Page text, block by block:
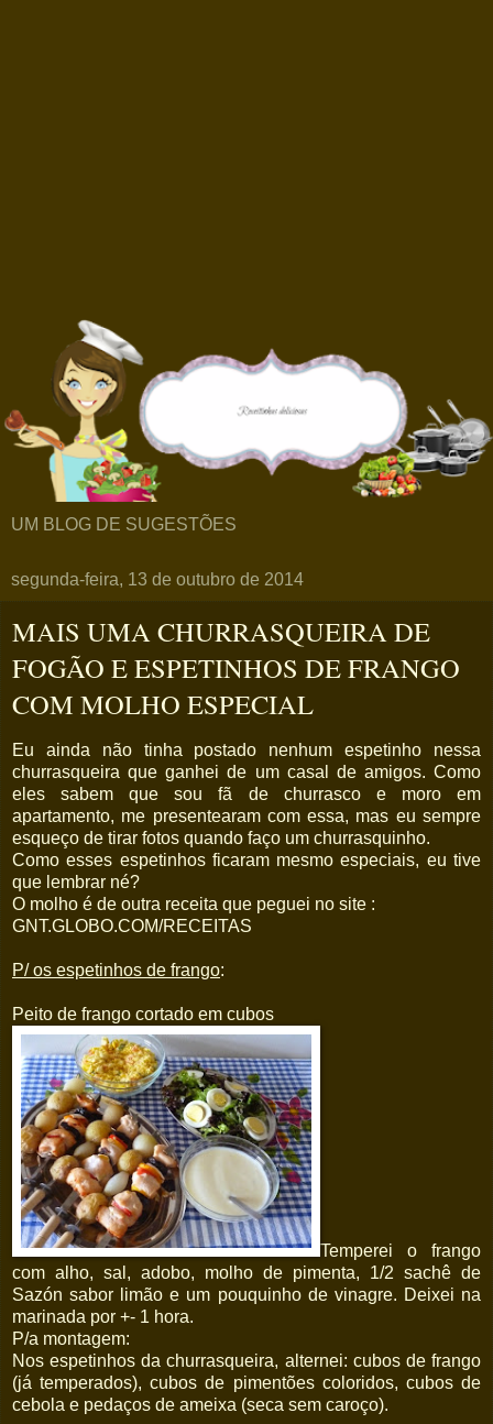
UM BLOG DE SUGESTÕES
segunda-feira, 13 de outubro de 2014
MAIS UMA CHURRASQUEIRA DE
FOGÃO E ESPETINHOS DE FRANGO
COM MOLHO ESPECIAL
Eu ainda não tinha postado nenhum espetinho nessa
churrasqueira que ganhei de um casal de amigos. Como
eles sabem que sou fã de churrasco e moro em
apartamento, me presentearam com essa, mas eu sempre
esqueço de tirar fotos quando faço um churrasquinho.
Como esses espetinhos ficaram mesmo especiais, eu tive
que lembrar né?
O molho é de outra receita que peguei no site :
GNT.GLOBO.COM/RECEITAS
P/ os espetinhos de frango:
Peito de frango cortado em cubos
Temperei o frango
com alho, sal, adobo, molho de pimenta, 1/2 sachê de
Sazón sabor limão e um pouquinho de vinagre. Deixei na
marinada por +- 1 hora.
P/a montagem:
Nos espetinhos da churrasqueira, alternei: cubos de frango
(já temperados), cubos de pimentões coloridos, cubos de
cebola e pedaços de ameixa (seca sem caroço).